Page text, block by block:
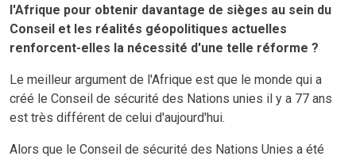
l'Afrique pour obtenir davantage de sièges au sein du
Conseil et les réalités géopolitiques actuelles
renforcent-elles la nécessité d'une telle réforme ?
Le meilleur argument de l'Afrique est que le monde qui a
créé le Conseil de sécurité des Nations unies il y a 77 ans
est très différent de celui d'aujourd'hui.
Alors que le Conseil de sécurité des Nations Unies a été